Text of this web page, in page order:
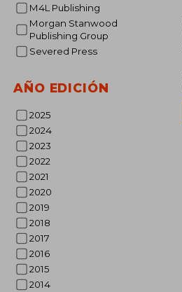
M4L Publishing
Morgan Stanwood
Publishing Group
Severed Press
AÑO EDICIÓN
2025
2024
2023
2022
2021
2020
2019
2018
2017
2016
2015
2014